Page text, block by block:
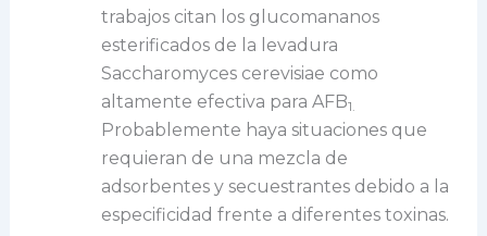
trabajos citan los glucomananos
esterificados de la levadura
Saccharomyces cerevisiae como
altamente efectiva para AFB1.
Probablemente haya situaciones que
requieran de una mezcla de
adsorbentes y secuestrantes debido a la
especificidad frente a diferentes toxinas.